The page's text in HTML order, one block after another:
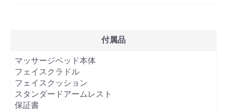
付属品
マッサージベッド本体
フェイスクラドル
フェイスクッション
スタンダードアームレスト
保証書